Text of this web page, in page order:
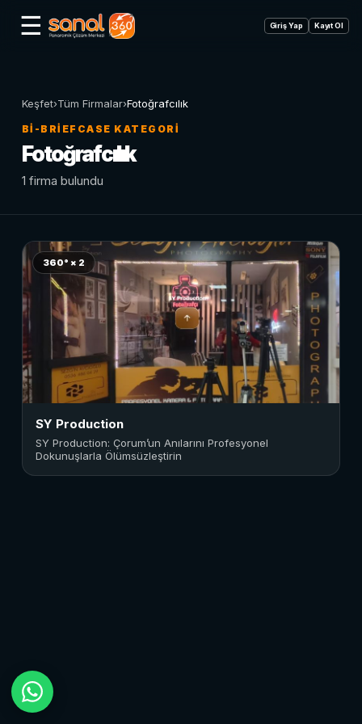
☰ Giriş Yap Kayıt Ol
Keşfet›Tüm Firmalar›Fotoğrafcılık
BI-BRIEFCASE KATEGORI
Fotoğrafcılık
1 firma bulundu
360° × 2
SY Production
SY Production: Çorum’un Anılarını Profesyonel
Dokunuşlarla Ölümsüzleştirin